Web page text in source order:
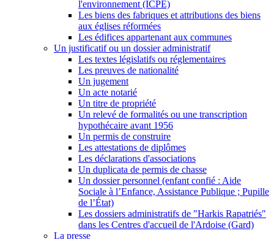
l'environnement (ICPE)
Les biens des fabriques et attributions des biens
aux églises réformées
Les édifices appartenant aux communes
Un justificatif ou un dossier administratif
Les textes législatifs ou réglementaires
Les preuves de nationalité
Un jugement
Un acte notarié
Un titre de propriété
Un relevé de formalités ou une transcription
hypothécaire avant 1956
Un permis de construire
Les attestations de diplômes
Les déclarations d'associations
Un duplicata de permis de chasse
Un dossier personnel (enfant confié : Aide
Sociale à l’Enfance, Assistance Publique ; Pupille
de l’État)
Les dossiers administratifs de "Harkis Rapatriés"
dans les Centres d'accueil de l'Ardoise (Gard)
La presse